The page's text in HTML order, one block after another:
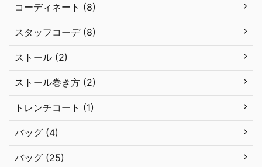
コーディネート (8)
スタッフコーデ (8)
ストール (2)
ストール巻き方 (2)
トレンチコート (1)
バッグ (4)
バッグ (25)